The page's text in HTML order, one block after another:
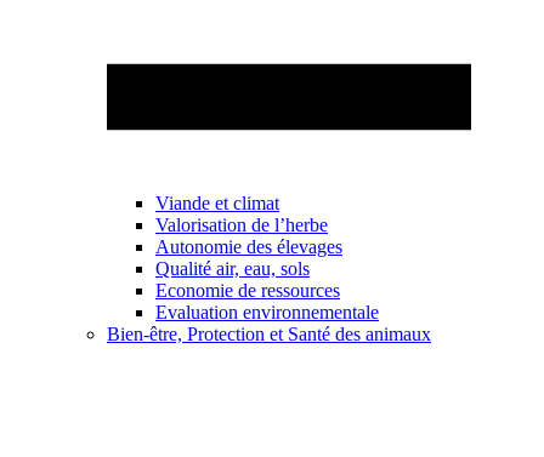
Viande et climat
Valorisation de l’herbe
Autonomie des élevages
Qualité air, eau, sols
Economie de ressources
Evaluation environnementale
Bien-être, Protection et Santé des animaux